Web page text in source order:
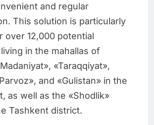
and regular
This solution is particularly
over 12,000 potential
in the mahallas of
«Taraqqiyat»,
and «Gulistan» in the
as well as the «Shodlik»
Tashkent district.